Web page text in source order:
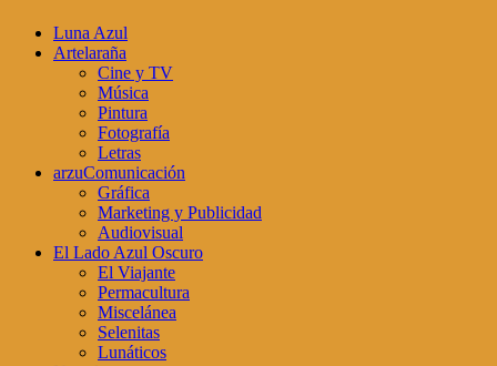
Luna Azul
Artelaraña
Cine y TV
Música
Pintura
Fotografía
Letras
arzuComunicación
Gráfica
Marketing y Publicidad
Audiovisual
El Lado Azul Oscuro
El Viajante
Permacultura
Miscelánea
Selenitas
Lunáticos